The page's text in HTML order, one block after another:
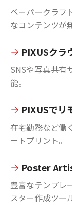
ペーパークラフ
なコンテンツが
PIXUSクラ
SNSや写真共有
能。
PIXUSでリ
在宅勤務など働
ートプリント。
Poster
豊富なテンプレ
スター作成ツー